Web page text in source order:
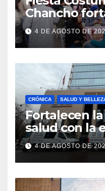
Chancho
economía
impacto en
4 DE AGOSTO DE
CRÓNICA SALUD Y
Fortalecen
salud con la
nuevas
Cauquenes
4 DE AGOSTO DE